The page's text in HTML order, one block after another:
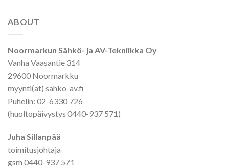
ABOUT
Noormarkun Sähkö- ja AV-Tekniikka Oy
Vanha Vaasantie 314
29600 Noormarkku
myynti(at) sahko-av.fi
Puhelin: 02-6330 726
(huoltopäivystys 0440-937 571)
Juha Sillanpää
toimitusjohtaja
gsm 0440-937 571